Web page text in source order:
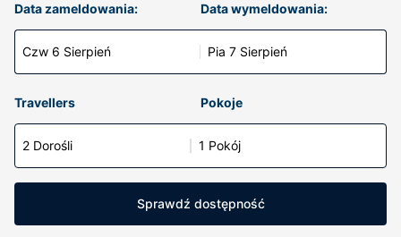
Data zameldowania:
Czw 6 Sierpień
Data wymeldowania:
Pia 7 Sierpień
Travellers Pokoje
2 Dorośli 1 Pokój
Sprawdź dostępność